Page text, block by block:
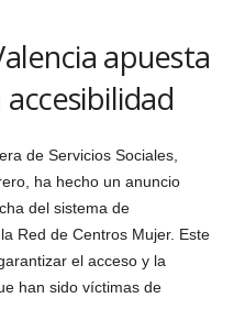
apuesta
de Servicios Sociales,
ha hecho un anuncio
del sistema de
Red de Centros Mujer. Este
el acceso y la
han sido víctimas de